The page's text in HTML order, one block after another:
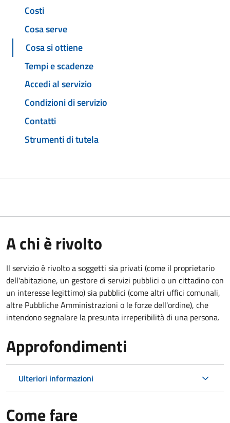
Costi
Cosa serve
Cosa si ottiene
Tempi e scadenze
Accedi al servizio
Condizioni di servizio
Contatti
Strumenti di tutela
A chi è rivolto
Il servizio è rivolto a soggetti sia privati (come il proprietario
dell'abitazione, un gestore di servizi pubblici o un cittadino con
un interesse legittimo) sia pubblici (come altri uffici comunali,
altre Pubbliche Amministrazioni o le forze dell'ordine), che
intendono segnalare la presunta irreperibilità di una persona.
Approfondimenti
Ulteriori informazioni
Come fare